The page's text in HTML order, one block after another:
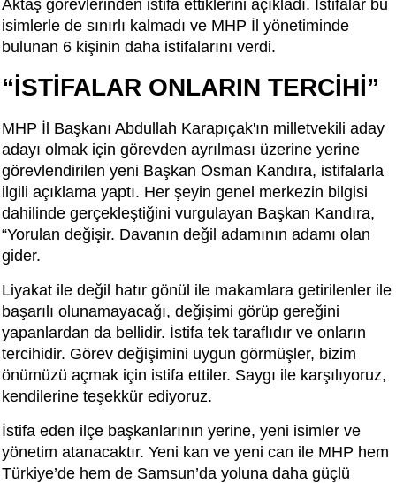
Aktaş görevlerinden istifa ettiklerini açıkladı. İstifalar bu
isimlerle de sınırlı kalmadı ve MHP İl yönetiminde
bulunan 6 kişinin daha istifalarını verdi.
“İSTİFALAR ONLARIN TERCİHİ”
MHP İl Başkanı Abdullah Karapıçak'ın milletvekili aday
adayı olmak için görevden ayrılması üzerine yerine
görevlendirilen yeni Başkan Osman Kandıra, istifalarla
ilgili açıklama yaptı. Her şeyin genel merkezin bilgisi
dahilinde gerçekleştiğini vurgulayan Başkan Kandıra,
“Yorulan değişir. Davanın değil adamının adamı olan
gider.
Liyakat ile değil hatır gönül ile makamlara getirilenler ile
başarılı olunamayacağı, değişimi görüp gereğini
yapanlardan da bellidir. İstifa tek taraflıdır ve onların
tercihidir. Görev değişimini uygun görmüşler, bizim
önümüzü açmak için istifa ettiler. Saygı ile karşılıyoruz,
kendilerine teşekkür ediyoruz.
İstifa eden ilçe başkanlarının yerine, yeni isimler ve
yönetim atanacaktır. Yeni kan ve yeni can ile MHP hem
Türkiye’de hem de Samsun’da yoluna daha güçlü